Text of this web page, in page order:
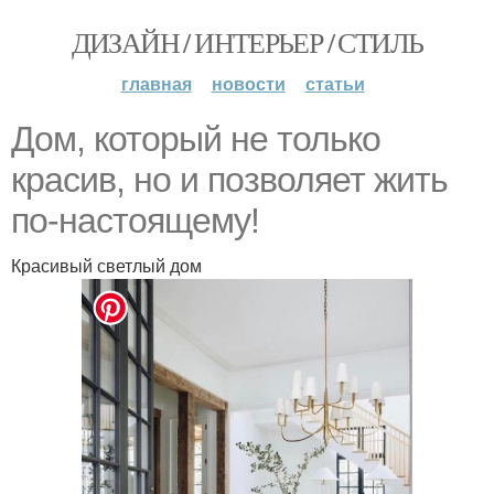
ДИЗАЙН / ИНТЕРЬЕР / СТИЛЬ
главная новости статьи
Дом, который не только
красив, но и позволяет жить
по-настоящему!
Красивый светлый дом